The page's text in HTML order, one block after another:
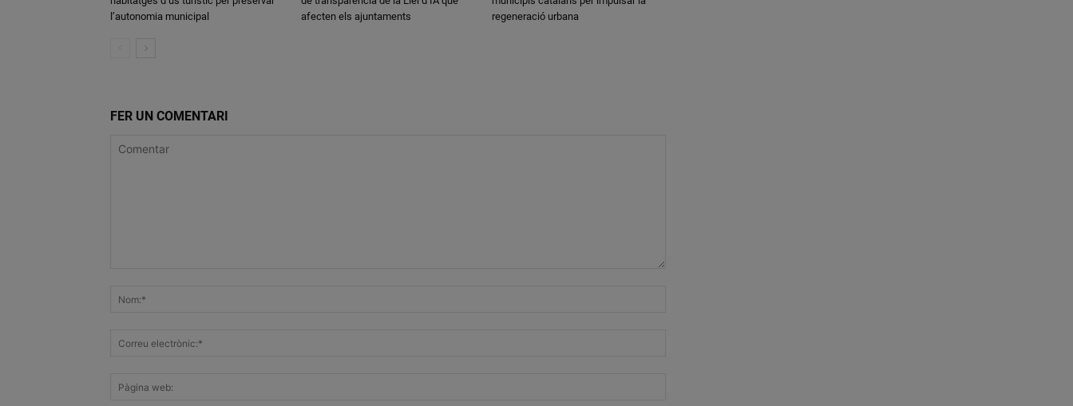
l’autonomia municipal
afecten els ajuntaments
regeneració urbana
FER UN COMENTARI